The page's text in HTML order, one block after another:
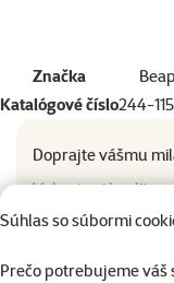
Súhlas so súbormi
Prečo potrebujeme váš
Značka
Katalógové číslo244-
Doprajte vášmu
Vyberte si kvalitu